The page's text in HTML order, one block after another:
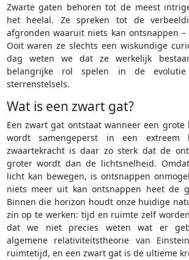
Zwarte gaten behoren tot de meest
het heelal. Ze spreken tot de
afgronden waaruit niets kan ontsnappen
Ooit waren ze slechts een wiskundige
dag weten we dat ze werkelijk
belangrijke rol spelen in de
sterrenstelsels.
Wat is een zwart gat?
Een zwart gat ontstaat wanneer een grote
wordt samengeperst in een extreem
zwaartekracht is daar zo sterk dat de
groter wordt dan de lichtsnelheid.
licht kan bewegen, is ontsnappen
niets meer uit kan ontsnappen heet de
Binnen die horizon houdt onze huidige
zin op te werken: tijd en ruimte zelf
dat we niet precies weten wat er
algemene relativiteitstheorie van
ruimtetijd, en een zwart gat is de ultieme